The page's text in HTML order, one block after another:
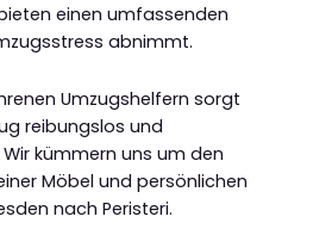
einen umfassenden
abnimmt.
Umzugshelfern sorgt
reibungslos und
kümmern uns um den
Möbel und persönlichen
nach Peristeri.